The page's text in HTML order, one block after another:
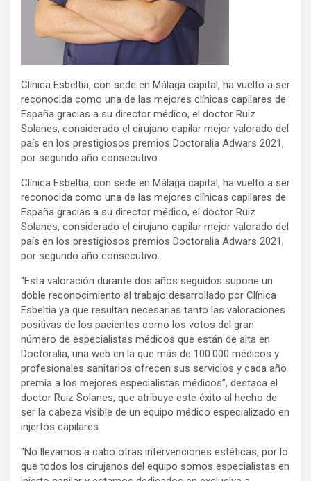
Clínica Esbeltia, con sede en Málaga capital, ha vuelto a ser
reconocida como una de las mejores clínicas capilares de
España gracias a su director médico, el doctor Ruiz
Solanes, considerado el cirujano capilar mejor valorado del
país en los prestigiosos premios Doctoralia Adwars 2021,
por segundo año consecutivo
Clínica Esbeltia, con sede en Málaga capital, ha vuelto a ser
reconocida como una de las mejores clínicas capilares de
España gracias a su director médico, el doctor Ruiz
Solanes, considerado el cirujano capilar mejor valorado del
país en los prestigiosos premios Doctoralia Adwars 2021,
por segundo año consecutivo.
“Esta valoración durante dos años seguidos supone un
doble reconocimiento al trabajo desarrollado por Clínica
Esbeltia ya que resultan necesarias tanto las valoraciones
positivas de los pacientes como los votos del gran
número de especialistas médicos que están de alta en
Doctoralia, una web en la que más de 100.000 médicos y
profesionales sanitarios ofrecen sus servicios y cada año
premia a los mejores especialistas médicos”, destaca el
doctor Ruiz Solanes, que atribuye este éxito al hecho de
ser la cabeza visible de un equipo médico especializado en
injertos capilares.
“No llevamos a cabo otras intervenciones estéticas, por lo
que todos los cirujanos del equipo somos especialistas en